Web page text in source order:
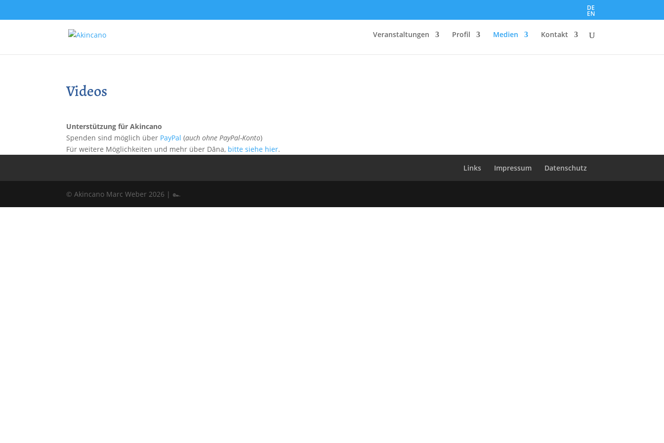
DE
EN
Veranstaltungen Profil Medien Kontakt
Videos
Unterstützung für Akincano
Spenden sind möglich über PayPal (auch ohne PayPal-Konto)
Für weitere Möglichkeiten und mehr über Dāna, bitte siehe hier.
Links
Impressum Datenschutz
© Akincano Marc Weber 2026 | ๛